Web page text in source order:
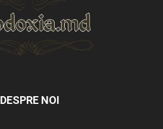
DESPRE NOI